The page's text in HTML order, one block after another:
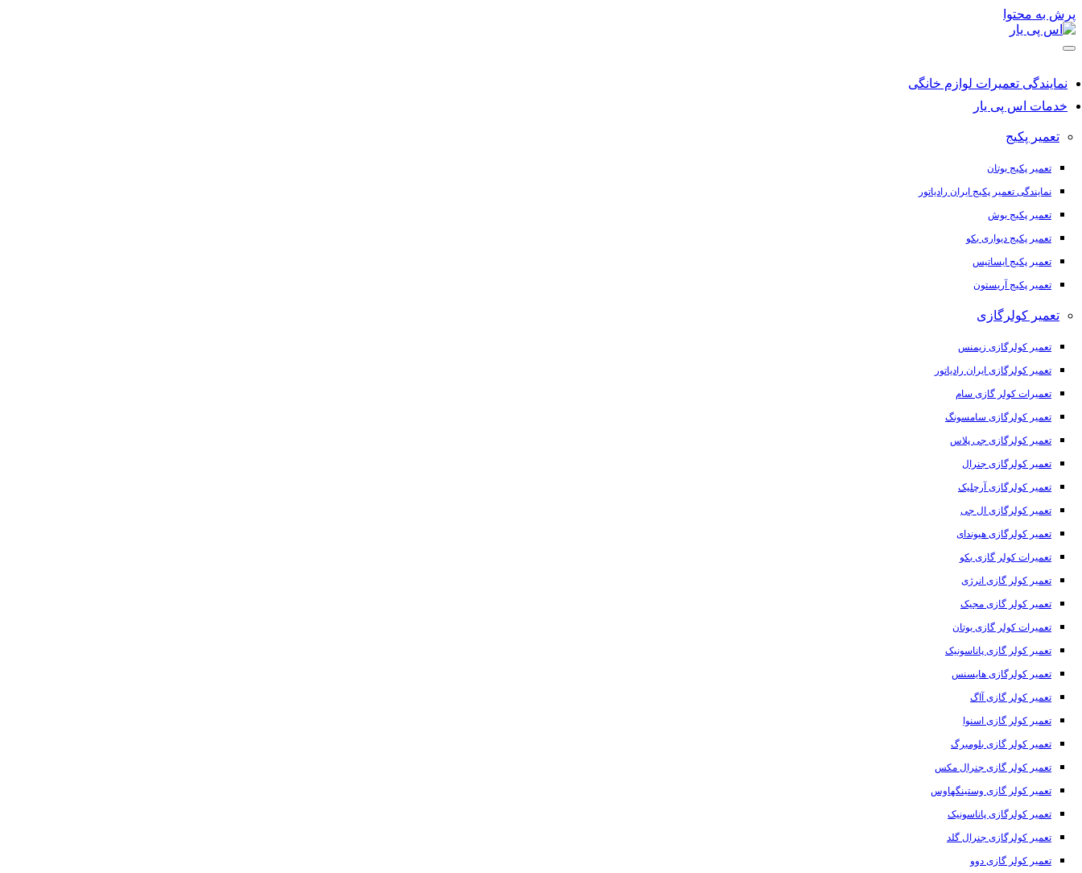
پرش به محتوا
نمایندگی تعمیرات لوازم خانگی
خدمات اس پی یار
تعمیر پکیج
تعمیر پکیج بوتان
نمایندگی تعمیر پکیج ایران رادیاتور
تعمیر پکیج بوش
تعمیر پکیج دیواری بکو
تعمیر پکیج ایساتیس
تعمیر پکیج آریستون
تعمیر کولرگازی
تعمیر کولرگازی زیمنس
تعمیر کولرگازی ایران رادیاتور
تعمیرات کولر گازی سام
تعمیر کولرگازی سامسونگ
تعمیر کولرگازی جی پلاس
تعمیر کولرگازی جنرال
تعمیر کولرگازی آرچلیک
تعمیر کولرگازی ال جی
تعمیر کولرگازی هیوندای
تعمیرات کولر گازی بکو
تعمیر کولر گازی انرژی
تعمیر کولر گازی مجیک
تعمیرات کولر گازی بوتان
تعمیر کولر گازی پاناسونیک
تعمیر کولرگازی هایسنس
تعمیر کولر گازی آاگ
تعمیر کولر گازی اسنوا
تعمیر کولر گازی بلومبرگ
تعمیر کولر گازی جنرال مکس
تعمیر کولر گازی وستینگهاوس
تعمیر کولرگازی پاناسونیک
تعمیر کولرگازی جنرال گلد
تعمیر کولر گازی دوو